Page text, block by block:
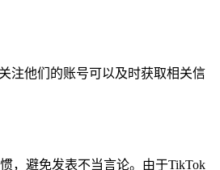
注他们的账号可以及时获取相关信
，避免发表不当言论。由于TikTok